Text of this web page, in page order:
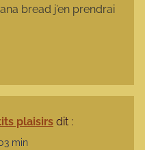
bread j’en prendrai
plaisirs dit :
min